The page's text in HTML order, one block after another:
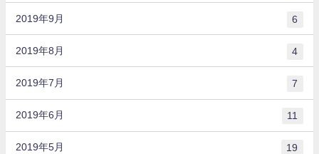
2019年9月 6
2019年8月 4
2019年7月 7
2019年6月 11
2019年5月 19